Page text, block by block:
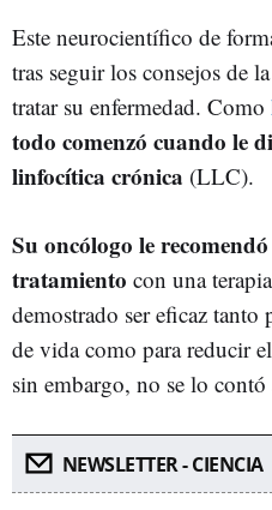
Este neurocientífico de
tras seguir los consejos de
tratar su enfermedad. Como
todo comenzó cuando le
linfocítica crónica (LLC).
Su oncólogo le
tratamiento con una
demostrado ser eficaz tanto
de vida como para reducir
sin embargo, no se lo
NEWSLETTER - CIENCIA